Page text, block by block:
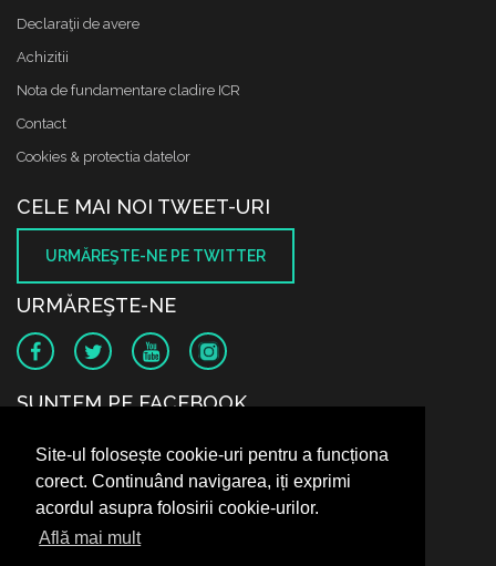
Site-ul folosește cookie-uri pentru a funcționa
corect. Continuând navigarea, iți exprimi
acordul asupra folosirii cookie-urilor.
Află mai mult
Declaraţii de avere
Achizitii
Nota de fundamentare cladire ICR
Contact
Cookies & protectia datelor
CELE MAI NOI TWEET-URI
URMĂREŞTE-NE PE TWITTER
URMĂREŞTE-NE
SUNTEM PE FACEBOOK